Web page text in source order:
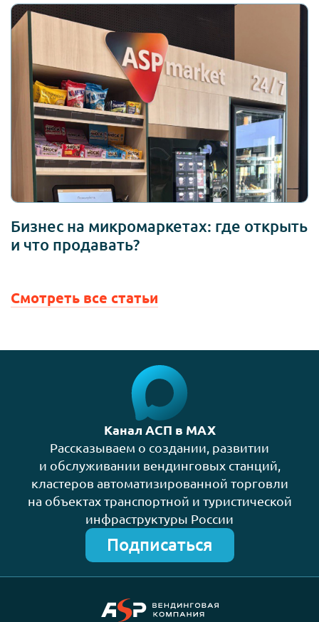
Бизнес на микромаркетах: где открыть
и что продавать?
Смотреть все статьи
Канал АСП в MAX
Рассказываем о создании, развитии
и обслуживании вендинговых станций,
кластеров автоматизированной торговли
на объектах транспортной и туристической
инфраструктуры России
Подписаться